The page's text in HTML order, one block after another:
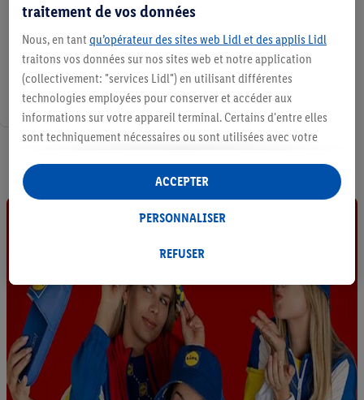
traitement de vos données
Nous, en tant qu’opérateur des sites web Lidl et des applis Lidl
traitons vos données sur nos sites web et notre application
(collectivement: "services Lidl") en utilisant différentes
technologies employées pour conserver et accéder aux
informations sur votre appareil terminal. Certains d'entre elles
sont techniquement nécessaires ou sont utilisées avec votre
des statistiques ou pour des publicités personnalisées au sein
et en dehors des services Lidl. Si vous participez au programme
Lidl Plus, les données issues de votre comportement d’achat en
Sous « Personnaliser », vous pouvez autoriser des finalités
traitement des données.
En cliquant sur « Refuser », vous pouvez autoriser uniquement
l’utilisation des technologies nécessaires. En cliquant sur «
Accepter », vous autorisez tous les traitements pour toutes les
finalités susmentionnées. Vous trouverez de plus amples
informations sur la durée de conservation des données et votre
REFUSER
PERSONNALISER
ACCEPTER